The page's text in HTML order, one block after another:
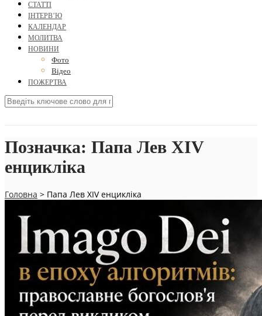
СТАТТІ
ІНТЕРВ’Ю
КАЛЕНДАР
МОЛИТВА
НОВИНИ
Фото
Відео
ПОЖЕРТВА
Позначка: Папа Лев XIV
енцикліка
Головна > Папа Лев XIV енцикліка